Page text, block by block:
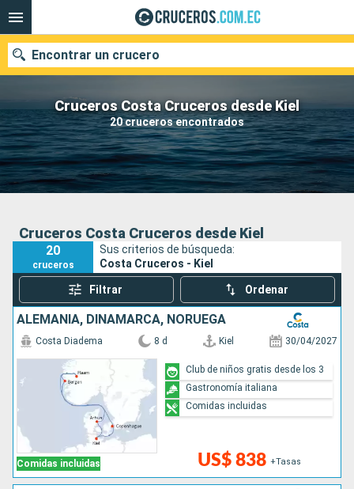
Cruceros Costa Cruceros desde Kiel
20 cruceros encontrados
Encontrar un crucero
Nuestros destinos
Fecha de salida
Buscar
Cruceros Costa Cruceros desde Kiel
20
cruceros
Sus criterios de búsqueda:
Costa Cruceros - Kiel
Filtrar Ordenar
ALEMANIA, DINAMARCA, NORUEGA
Comidas incluidas
Costa Diadema 8 d Kiel 30/04/2027
US$ 838 +Tasas
Club de niños gratis desde los 3
Gastronomía italiana
Comidas incluidas